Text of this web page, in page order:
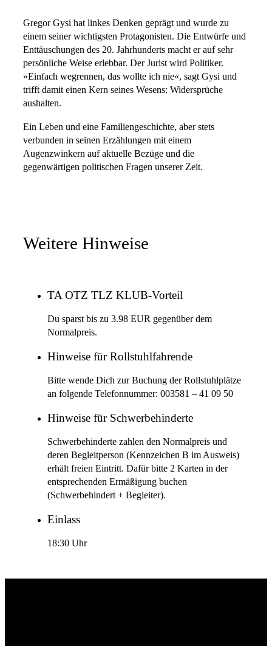
Gregor Gysi hat linkes Denken geprägt und wurde zu
einem seiner wichtigsten Protagonisten. Die Entwürfe und
Enttäuschungen des 20. Jahrhunderts macht er auf sehr
persönliche Weise erlebbar. Der Jurist wird Politiker.
»Einfach wegrennen, das wollte ich nie«, sagt Gysi und
trifft damit einen Kern seines Wesens: Widersprüche
aushalten.
Ein Leben und eine Familiengeschichte, aber stets
verbunden in seinen Erzählungen mit einem
Augenzwinkern auf aktuelle Bezüge und die
gegenwärtigen politischen Fragen unserer Zeit.
Weitere Hinweise
TA OTZ TLZ KLUB-Vorteil
Du sparst bis zu 3.98 EUR gegenüber dem
Normalpreis.
Hinweise für Rollstuhlfahrende
Bitte wende Dich zur Buchung der Rollstuhlplätze
an folgende Telefonnummer: 003581 – 41 09 50
Hinweise für Schwerbehinderte
Schwerbehinderte zahlen den Normalpreis und
deren Begleitperson (Kennzeichen B im Ausweis)
erhält freien Eintritt. Dafür bitte 2 Karten in der
entsprechenden Ermäßigung buchen
(Schwerbehindert + Begleiter).
Einlass
18:30 Uhr